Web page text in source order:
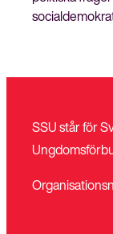
SSU står för